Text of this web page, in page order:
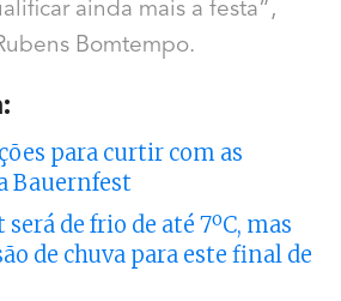
ainda mais a festa”,
Bomtempo.
para curtir com as
Bauernfest
de frio de até 7ºC, mas
de chuva para este final de